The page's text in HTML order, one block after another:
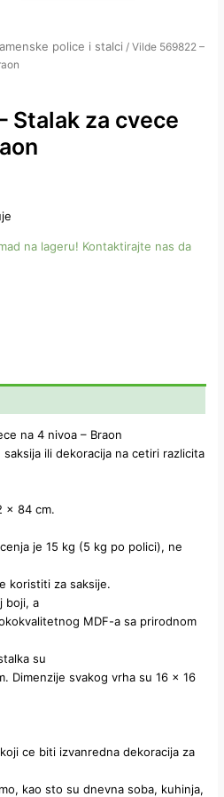
police i stalci / Vilde 569822 –
Stalak za cvece
na lageru! Kontaktirajte nas da
na 4 nivoa – Braon
ili dekoracija na cetiri razlicita
x 84 cm.
je 15 kg (5 kg po polici), ne
koristiti za saksije.
boji, a
MDF-a sa prirodnom
su
Dimenzije svakog vrha su 16 x 16
ce biti izvanredna dekoracija za
kao sto su dnevna soba, kuhinja,